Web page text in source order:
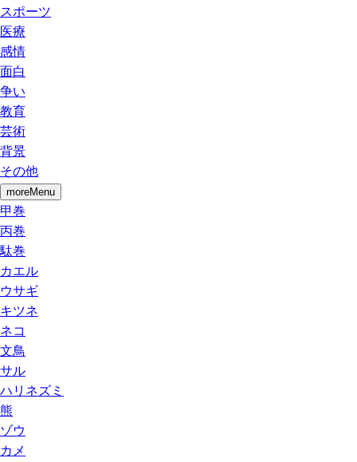
スポーツ
医療
感情
面白
争い
教育
芸術
背景
その他
moreMenu
甲巻
丙巻
駄巻
カエル
ウサギ
キツネ
ネコ
文鳥
サル
ハリネズミ
熊
ゾウ
カメ